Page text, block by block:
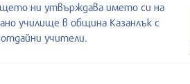
ни утвърждава името си на
училище в община Казанлък с
учители.